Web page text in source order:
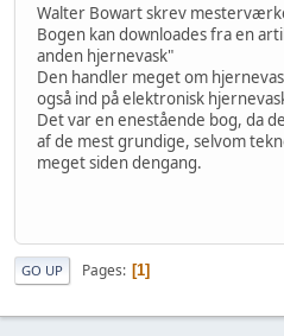
Walter Bowart skrev
Bogen kan downloades fra en
anden hjernevask"
Den handler meget om
også ind på elektronisk
Det var en enestående bog, da
af de mest grundige, selvom
meget siden dengang.
GO UP Pages 1